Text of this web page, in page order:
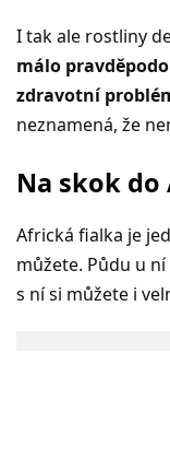
I tak ale rostliny
málo
zdravotní
neznamená, že
Na skok
Africká fialka je
můžete. Půdu u
s ní si můžete i